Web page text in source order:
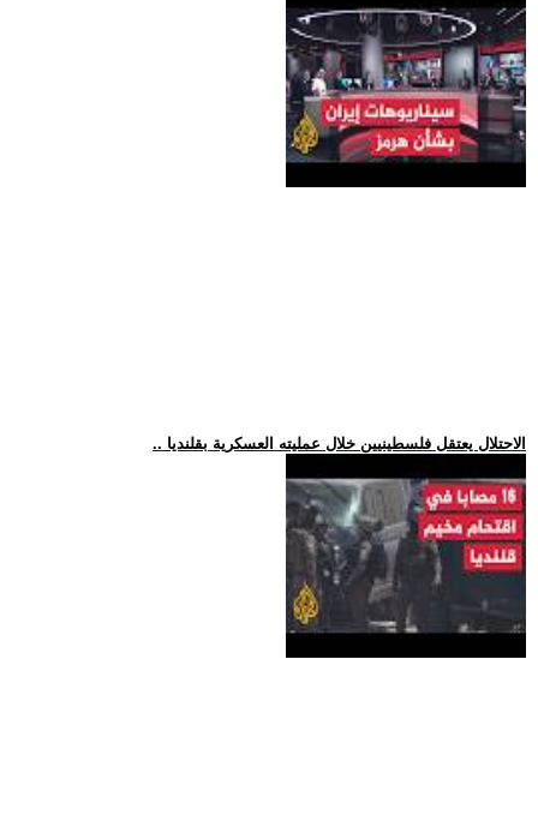
.. الاحتلال يعتقل فلسطينيين خلال عمليته العسكرية بقلنديا